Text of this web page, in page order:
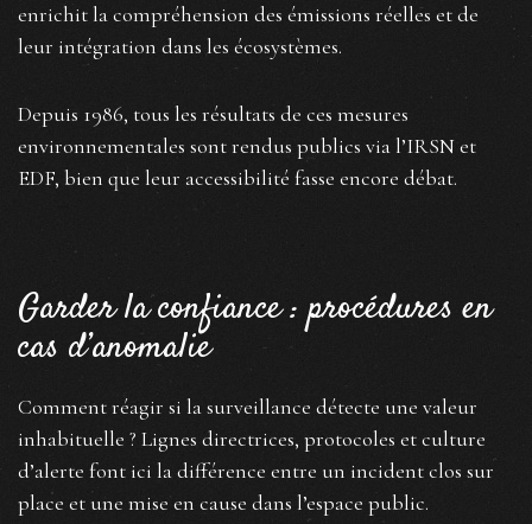
enrichit la compréhension des émissions réelles et de
leur intégration dans les écosystèmes.
Depuis 1986, tous les résultats de ces mesures
environnementales sont rendus publics via l’IRSN et
EDF, bien que leur accessibilité fasse encore débat.
Garder la confiance : procédures en
cas d’anomalie
Comment réagir si la surveillance détecte une valeur
inhabituelle ? Lignes directrices, protocoles et culture
d’alerte font ici la différence entre un incident clos sur
place et une mise en cause dans l’espace public.